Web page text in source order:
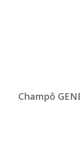
Champô